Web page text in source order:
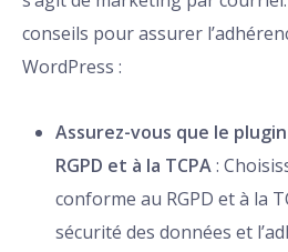
conseils pour assurer
WordPress :
Assurez-vous que le
RGPD et à la TCPA:
conforme au RGPD et à la
sécurité des données et